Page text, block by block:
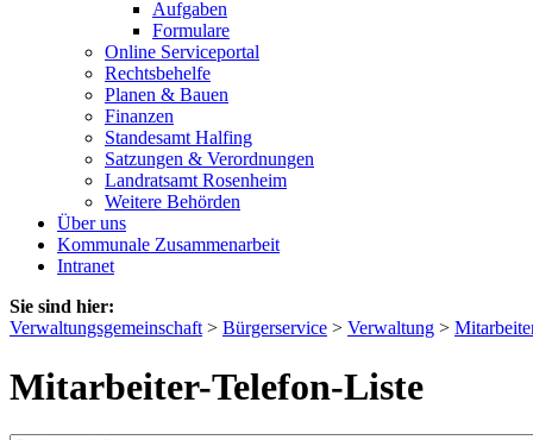
Aufgaben
Formulare
Online Serviceportal
Rechtsbehelfe
Planen & Bauen
Finanzen
Standesamt Halfing
Satzungen & Verordnungen
Landratsamt Rosenheim
Weitere Behörden
Über uns
Kommunale Zusammenarbeit
Intranet
Sie sind hier:
Verwaltungsgemeinschaft > Bürgerservice > Verwaltung >
Mitarbeiter-Telefon-Liste